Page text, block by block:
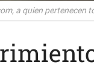
a quien pertenecen